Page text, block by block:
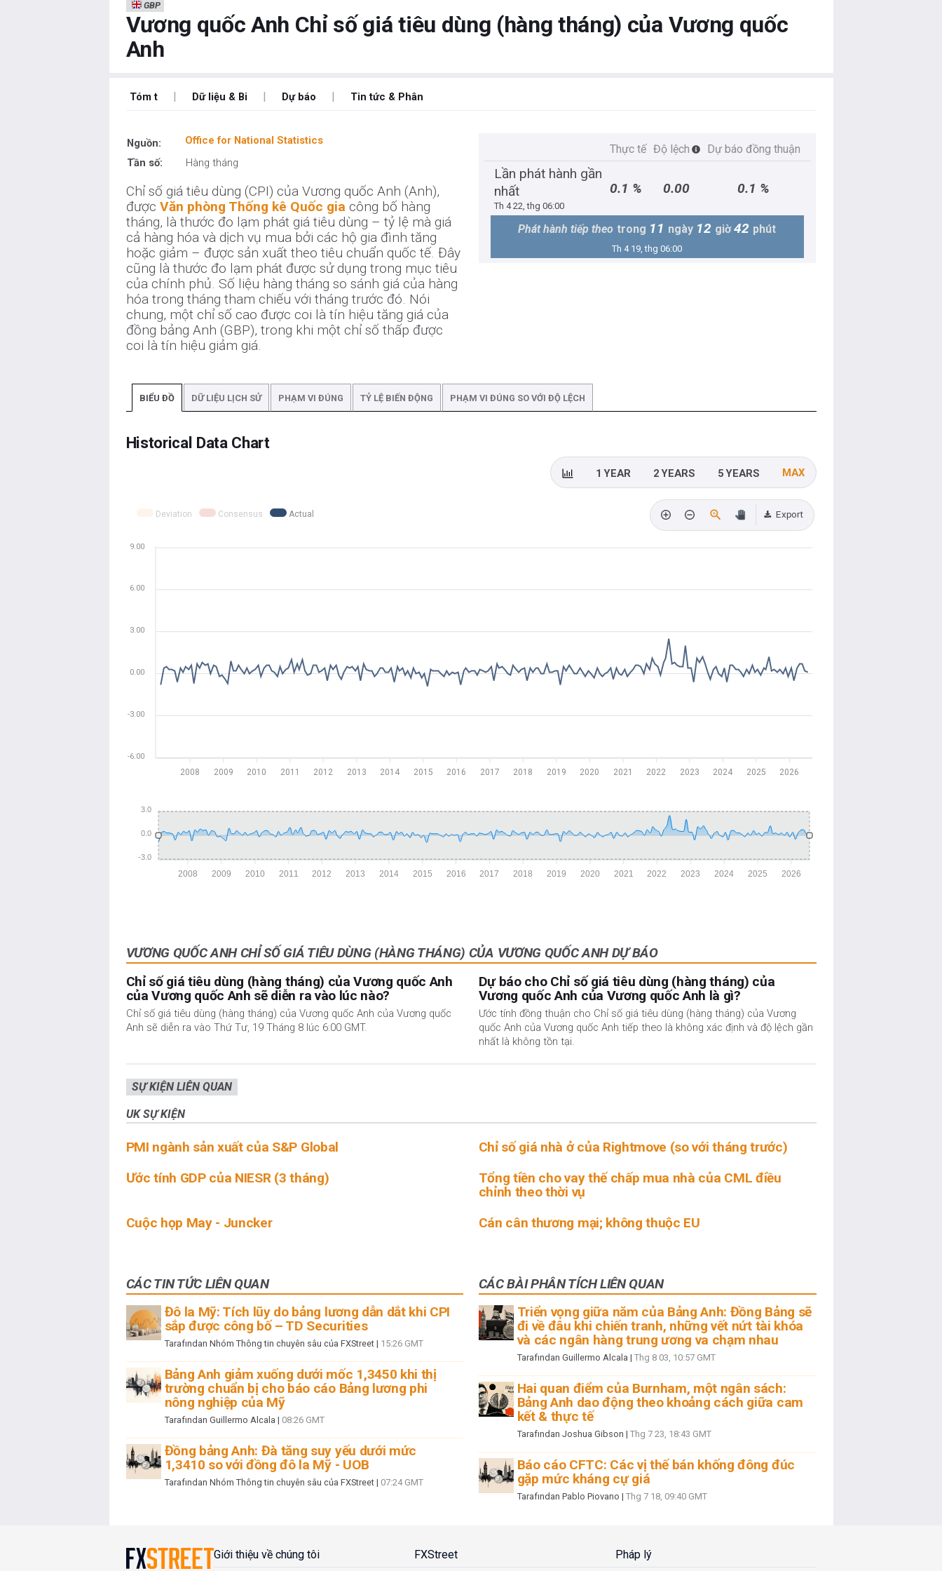
GBP
Vương quốc Anh Chỉ số giá tiêu dùng (hàng tháng) của Vương quốc
Anh
Tóm t | Dữ liệu & Bi | Dự báo | Tin tức & Phân
Nguồn:
Office for National Statistics
Tần số:
Hàng tháng
Chỉ số giá tiêu dùng (CPI) của Vương quốc Anh (Anh),
được Văn phòng Thống kê Quốc gia công bố hàng
tháng, là thước đo lạm phát giá tiêu dùng – tỷ lệ mà giá
cả hàng hóa và dịch vụ mua bởi các hộ gia đình tăng
hoặc giảm – được sản xuất theo tiêu chuẩn quốc tế. Đây
cũng là thước đo lạm phát được sử dụng trong mục tiêu
của chính phủ. Số liệu hàng tháng so sánh giá của hàng
hóa trong tháng tham chiếu với tháng trước đó. Nói
chung, một chỉ số cao được coi là tín hiệu tăng giá của
đồng bảng Anh (GBP), trong khi một chỉ số thấp được
coi là tín hiệu giảm giá.
Thực tế Độ lệch Dự báo đồng thuận
Lần phát hành gần
nhất
Th 4 22, thg 06:00
0.1 % 0.00 0.1 %
Phát hành tiếp theo trong 11 ngày 12 giờ 42 phút
Th 4 19, thg 06:00
BIỂU ĐỒ DỮ LIỆU LỊCH SỬ PHẠM VI ĐÚNG TỶ LỆ BIẾN ĐỘNG PHẠM VI ĐÚNG SO VỚI ĐỘ LỆCH
Historical Data Chart
1 YEAR 2 YEARS 5 YEARS MAX
Deviation Consensus Actual
2008 2009 2010 2011 2012 2013 2014 2015 2016 2017 2018 2019 2020 2021 2022 2023 2024 2025 2026
9.00
6.00
3.00
0.00
-3.00
-6.00
Export
2008 2009 2010 2011 2012 2013 2014 2015 2016 2017 2018 2019 2020 2021 2022 2023 2024 2025 2026
3.0
0.0
-3.0
VƯƠNG QUỐC ANH CHỈ SỐ GIÁ TIÊU DÙNG (HÀNG THÁNG) CỦA VƯƠNG QUỐC ANH DỰ BÁO
Chỉ số giá tiêu dùng (hàng tháng) của Vương quốc Anh
của Vương quốc Anh sẽ diễn ra vào lúc nào?
Chỉ số giá tiêu dùng (hàng tháng) của Vương quốc Anh của Vương quốc
Anh sẽ diễn ra vào Thứ Tư, 19 Tháng 8 lúc 6:00 GMT.
Dự báo cho Chỉ số giá tiêu dùng (hàng tháng) của
Vương quốc Anh của Vương quốc Anh là gì?
Ước tính đồng thuận cho Chỉ số giá tiêu dùng (hàng tháng) của Vương
quốc Anh của Vương quốc Anh tiếp theo là không xác định và độ lệch gần
nhất là không tồn tại.
SỰ KIỆN LIÊN QUAN
UK SỰ KIỆN
PMI ngành sản xuất của S&P Global
Chỉ số giá nhà ở của Rightmove (so với tháng trước)
Ước tính GDP của NIESR (3 tháng)
Tổng tiền cho vay thế chấp mua nhà của CML điều
chỉnh theo thời vụ
Cuộc họp May - Juncker
Cán cân thương mại; không thuộc EU
CÁC TIN TỨC LIÊN QUAN
Đô la Mỹ: Tích lũy do bảng lương dẫn dắt khi CPI
sắp được công bố – TD Securities
Tarafından Nhóm Thông tin chuyên sâu của FXStreet| 15:26 GMT
Bảng Anh giảm xuống dưới mốc 1,3450 khi thị
trường chuẩn bị cho báo cáo Bảng lương phi
nông nghiệp của Mỹ
Tarafından Guillermo Alcala | 08:26 GMT
Đồng bảng Anh: Đà tăng suy yếu dưới mức
1,3410 so với đồng đô la Mỹ - UOB
Tarafından Nhóm Thông tin chuyên sâu của FXStreet| 07:24 GMT
CÁC BÀI PHÂN TÍCH LIÊN QUAN
Triển vọng giữa năm của Bảng Anh: Đồng Bảng sẽ
đi về đâu khi chiến tranh, những vết nứt tài khóa
và các ngân hàng trung ương va chạm nhau
Tarafından Guillermo Alcala | Thg 8 03, 10:57 GMT
Hai quan điểm của Burnham, một ngân sách:
Bảng Anh dao động theo khoảng cách giữa cam
kết & thực tế
Tarafından Joshua Gibson | Thg 7 23, 18:43 GMT
Báo cáo CFTC: Các vị thế bán khống đông đúc
gặp mức kháng cự giá
Tarafından Pablo Piovano | Thg 7 18, 09:40 GMT
Giới thiệu về chúng tôi FXStreet Pháp lý